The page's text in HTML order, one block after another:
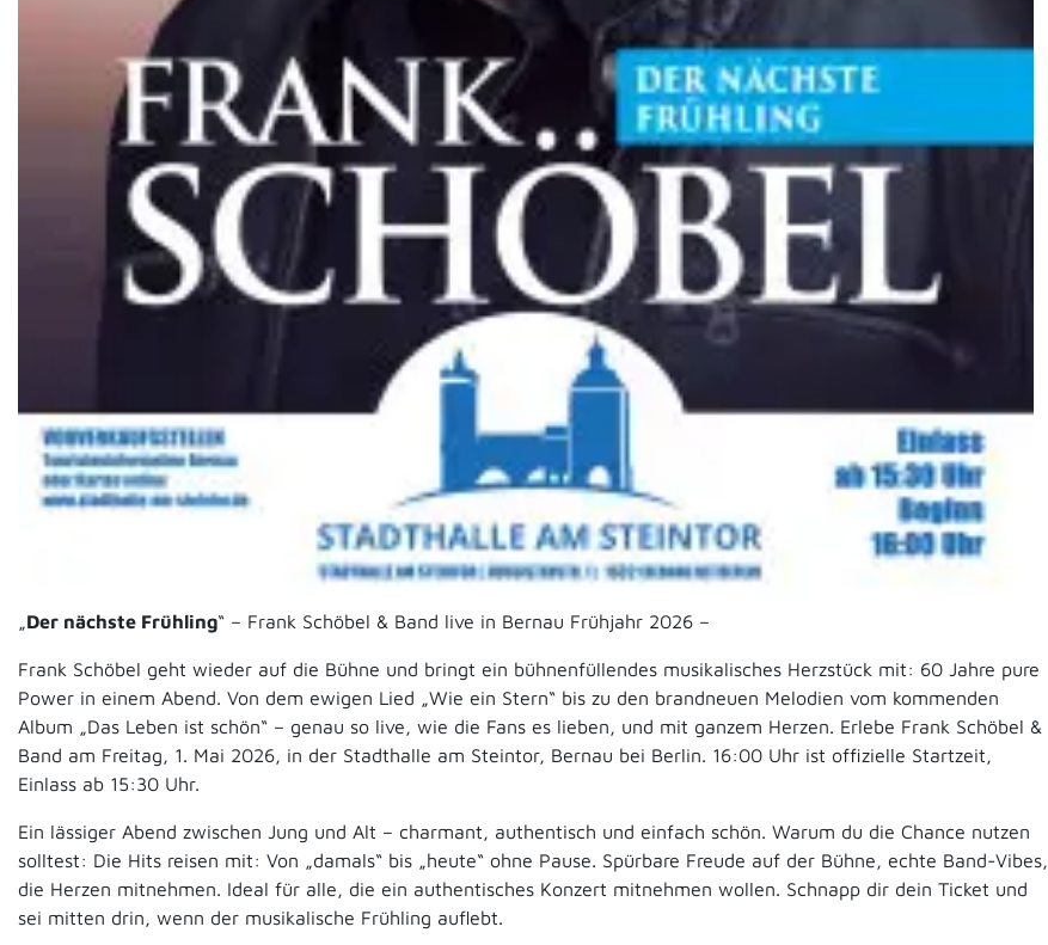
„Der nächste Frühling“ – Frank Schöbel & Band live in Bernau Frühjahr 2026 –
Frank Schöbel geht wieder auf die Bühne und bringt ein bühnenfüllendes musikalisches Herzstück mit: 60 Jahre pure
Power in einem Abend. Von dem ewigen Lied „Wie ein Stern“ bis zu den brandneuen Melodien vom kommenden
Album „Das Leben ist schön“ – genau so live, wie die Fans es lieben, und mit ganzem Herzen. Erlebe Frank Schöbel &
Band am Freitag, 1. Mai 2026, in der Stadthalle am Steintor, Bernau bei Berlin. 16:00 Uhr ist offizielle Startzeit,
Einlass ab 15:30 Uhr.
Ein lässiger Abend zwischen Jung und Alt – charmant, authentisch und einfach schön. Warum du die Chance nutzen
solltest: Die Hits reisen mit: Von „damals“ bis „heute“ ohne Pause. Spürbare Freude auf der Bühne, echte Band-Vibes,
die Herzen mitnehmen. Ideal für alle, die ein authentisches Konzert mitnehmen wollen. Schnapp dir dein Ticket und
sei mitten drin, wenn der musikalische Frühling auflebt.